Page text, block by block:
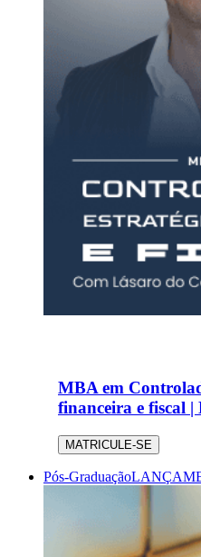
MBA em
financeira e fiscal |
MATRICULE-SE
Pós-Graduação